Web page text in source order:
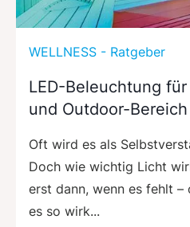
WELLNESS - Ratgeber
LED-Beleuchtung
und Outdoor-Bereich
Oft wird es als
Doch wie wichtig Licht
erst dann, wenn es fehlt –
es so wirk...